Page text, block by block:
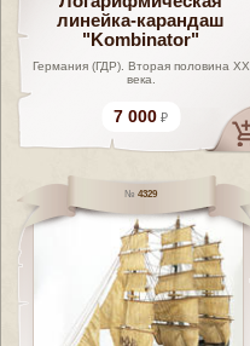
линейка-карандаш
"Kombinator"
Германия (ГДР). Вторая половина XX
века.
7 000
4329